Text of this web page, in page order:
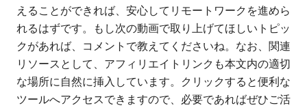
えることができれば、安心してリモートワークを進めら
れるはずです。もし次の動画で取り上げてほしいトピッ
クがあれば、コメントで教えてくださいね。なお、関連
リソースとして、アフィリエイトリンクも本文内の適切
な場所に自然に挿入しています。クリックすると便利な
ツールへアクセスできますので、必要であればぜひご活